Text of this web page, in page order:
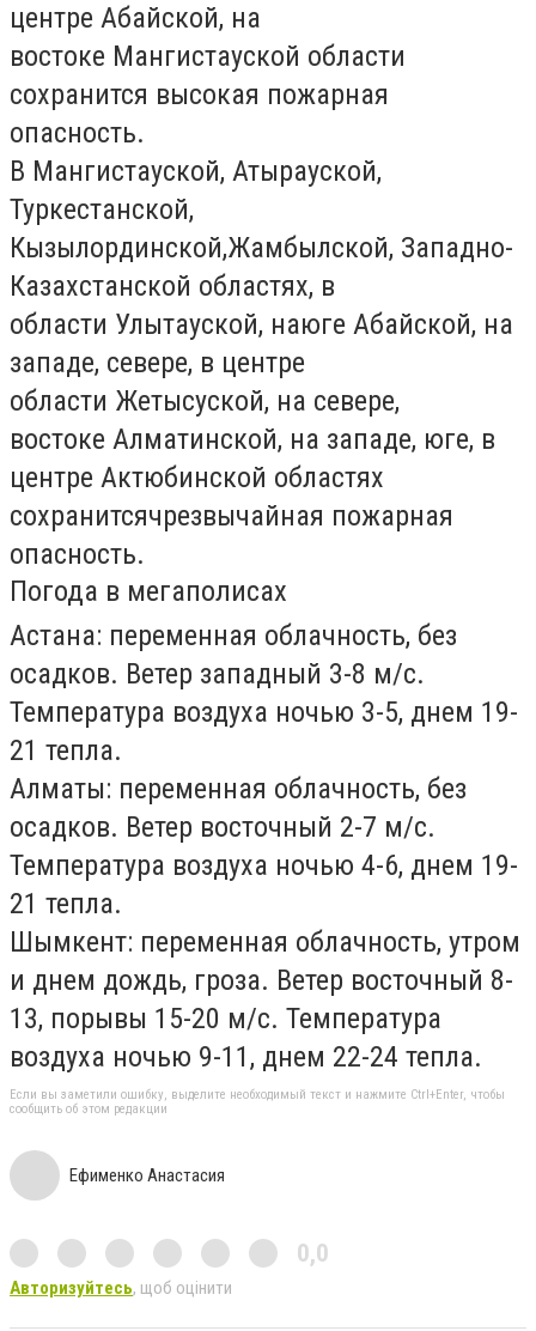
центре Абайской, на
востоке Мангистауской области
сохранится высокая пожарная
опасность.
В Мангистауской, Атырауской,
Туркестанской,
Кызылординской,Жамбылской, Западно-
Казахстанской областях, в
области Улытауской, наюге Абайской, на
западе, севере, в центре
области Жетысуской, на севере,
востоке Алматинской, на западе, юге, в
центре Актюбинской областях
сохранитсячрезвычайная пожарная
опасность.
Погода в мегаполисах
Астана: переменная облачность, без
осадков. Ветер западный 3-8 м/с.
Температура воздуха ночью 3-5, днем 19-
21 тепла.
Алматы: переменная облачность, без
осадков. Ветер восточный 2-7 м/с.
Температура воздуха ночью 4-6, днем 19-
21 тепла.
Шымкент: переменная облачность, утром
и днем дождь, гроза. Ветер восточный 8-
13, порывы 15-20 м/с. Температура
воздуха ночью 9-11, днем 22-24 тепла.
Если вы заметили ошибку, выделите необходимый текст и нажмите Ctrl+Enter, чтобы
сообщить об этом редакции
Ефименко Анастасия
0,0
Авторизуйтесь, щоб оцінити